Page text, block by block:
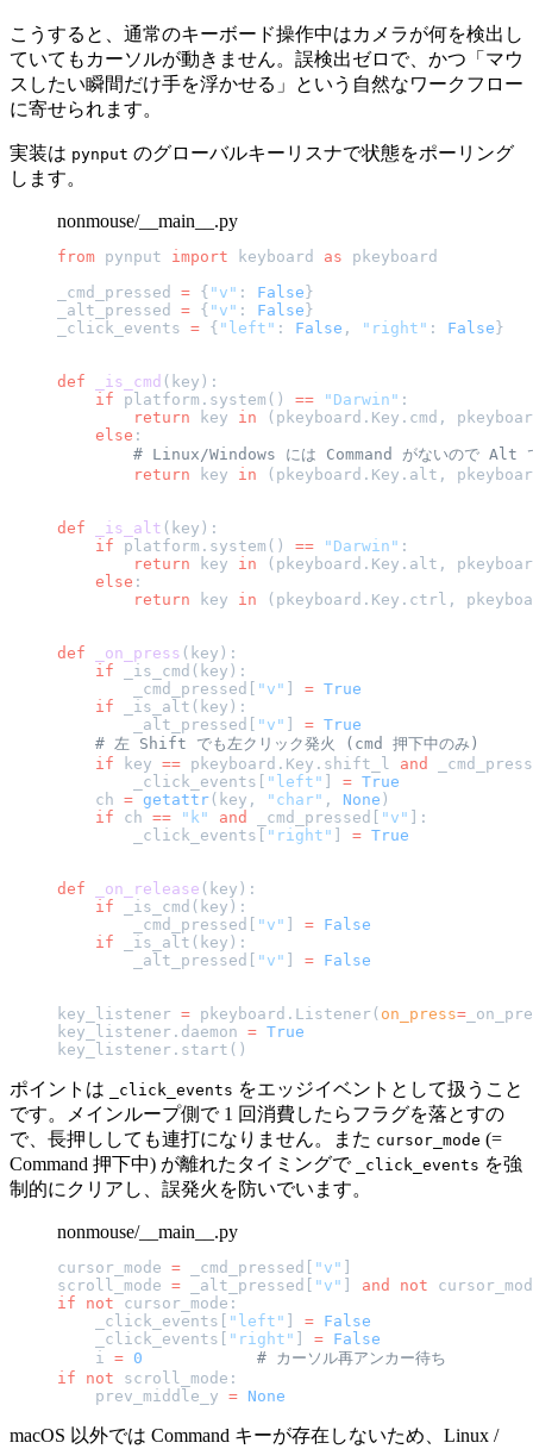
こうすると、通常のキーボード操作中はカメラが何を検出し
ていてもカーソルが動きません。誤検出ゼロで、かつ「マウ
スしたい瞬間だけ手を浮かせる」という自然なワークフロー
に寄せられます。
実装は pynput のグローバルキーリスナで状態をポーリング
します。
nonmouse/__main__.py
from pynput import keyboard as pkeyboard
_cmd_pressed = { "v" : False }
_alt_pressed = { "v" : False }
_click_events = { "left" : False , "right" : False }
def _is_cmd (key):
    if
platform.system() == "Darwin" :
        return
key in (pkeyboard.Key.cmd,
    else
:
# Linux/Windows には Command がないので Alt
        return
key in (pkeyboard.Key.alt,
def _is_alt (key):
    if
platform.system() == "Darwin" :
        return
key in (pkeyboard.Key.alt,
    else
:
        return
key in (pkeyboard.Key.ctrl,
def _on_press (key):
    if
_is_cmd(key):
        _cmd_pressed[
"v" = True
    if
_is_alt(key):
        _alt_pressed[
"v" = True
    # 左 Shift でも左クリック発火 (cmd 押下中のみ)
    if
key == pkeyboard.Key.shift_l and
        _click_events[
"left" = True
    ch
= getattr (key, "char" , None )
    if
ch == "k" and _cmd_pressed[ "v"
]:
        _click_events[
"right" = True
def _on_release (key):
    if
_is_cmd(key):
        _cmd_pressed[
"v" = False
    if
_is_alt(key):
        _alt_pressed[
"v" = False
key_listener = pkeyboard.Listener( on_press=
key_listener.daemon = True
key_listener.start()
ポイントは _click_events をエッジイベントとして扱うこと
です。メインループ側で 1 回消費したらフラグを落とすの
で、長押ししても連打になりません。また cursor_mode (=
Command 押下中) が離れたタイミングで
_click_events を強
制的にクリアし、誤発火を防いでいます。
nonmouse/__main__.py
cursor_mode = _cmd_pressed[ "v"
scroll_mode = _alt_pressed[ "v" and not
if not cursor_mode:
    _click_events[
"left" = False
    _click_events[
"right" = False
    i
= 0
            # カーソル再アンカー待ち
if not scroll_mode:
    prev_middle_y
= None
macOS 以外では Command キーが存在しないため、Linux /